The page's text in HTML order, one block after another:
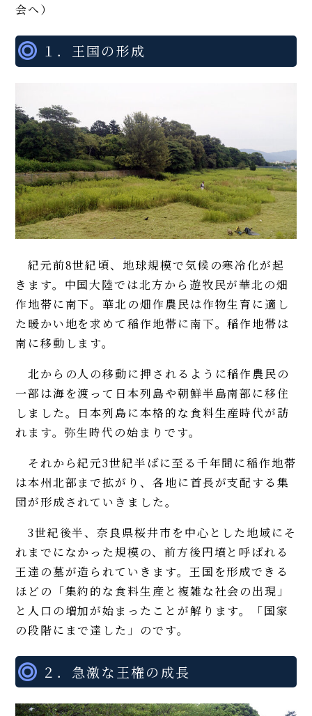
会へ）
１．王国の形成
紀元前8世紀頃、地球規模で気候の寒冷化が起
きます。中国大陸では北方から遊牧民が華北の畑
作地帯に南下。華北の畑作農民は作物生育に適し
た暖かい地を求めて稲作地帯に南下。稲作地帯は
南に移動します。
北からの人の移動に押されるように稲作農民の
一部は海を渡って日本列島や朝鮮半島南部に移住
しました。日本列島に本格的な食料生産時代が訪
れます。弥生時代の始まりです。
それから紀元3世紀半ばに至る千年間に稲作地帯
は本州北部まで拡がり、各地に首長が支配する集
団が形成されていきました。
3世紀後半、奈良県桜井市を中心とした地域にそ
れまでになかった規模の、前方後円墳と呼ばれる
王達の墓が造られていきます。王国を形成できる
ほどの「集約的な食料生産と複雑な社会の出現」
と人口の増加が始まったことが解ります。「国家
の段階にまで達した」のです。
２．急激な王権の成長